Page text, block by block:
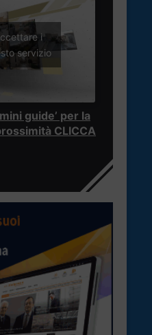
i
servizio
guide’ per la
CLICCA